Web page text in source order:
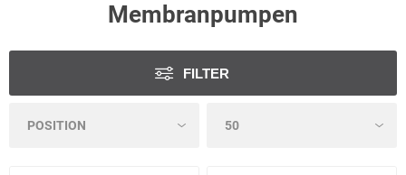
Membranpumpen
FILTER